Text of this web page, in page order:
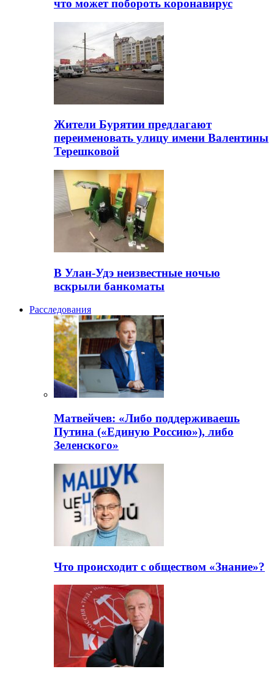
что может побороть коронавирус
Жители Бурятии предлагают
переименовать улицу имени Валентины
Терешковой
В Улан-Удэ неизвестные ночью
вскрыли банкоматы
Расследования
Матвейчев: «Либо поддерживаешь
Путина («Единую Россию»), либо
Зеленского»
Что происходит с обществом «Знание»?